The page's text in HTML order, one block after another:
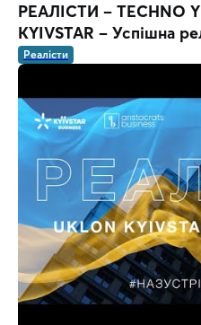
РЕАЛІСТИ – TECHNO
KYIVSTAR – Успішна
Реалісти